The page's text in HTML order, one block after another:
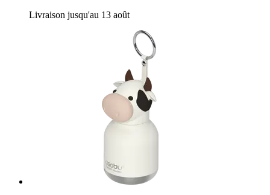
Livraison jusqu'au 13 août